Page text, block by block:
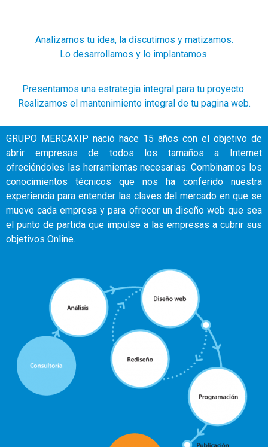
Analizamos tu idea, la discutimos y matizamos.
Lo desarrollamos y lo implantamos.
Presentamos una estrategia integral para tu proyecto.
Realizamos el mantenimiento integral de tu pagina web.
GRUPO MERCAXIP nació hace 15 años con el objetivo de
abrir empresas de todos los tamaños a Internet
ofreciéndoles las herramientas necesarias. Combinamos los
conocimientos técnicos que nos ha conferido nuestra
experiencia para entender las claves del mercado en que se
mueve cada empresa y para ofrecer un diseño web que sea
el punto de partida que impulse a las empresas a cubrir sus
objetivos Online.